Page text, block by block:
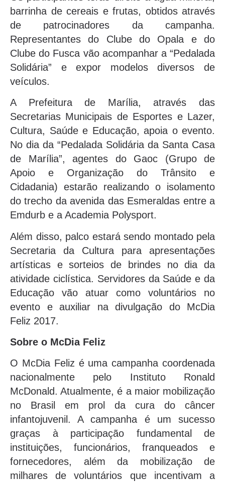
barrinha de cereais e frutas, obtidos através
de patrocinadores da campanha.
Representantes do Clube do Opala e do
Clube do Fusca vão acompanhar a “Pedalada
Solidária” e expor modelos diversos de
veículos.
A Prefeitura de Marília, através das
Secretarias Municipais de Esportes e Lazer,
Cultura, Saúde e Educação, apoia o evento.
No dia da “Pedalada Solidária da Santa Casa
de Marília”, agentes do Gaoc (Grupo de
Apoio e Organização do Trânsito e
Cidadania) estarão realizando o isolamento
do trecho da avenida das Esmeraldas entre a
Emdurb e a Academia Polysport.
Além disso, palco estará sendo montado pela
Secretaria da Cultura para apresentações
artísticas e sorteios de brindes no dia da
atividade ciclística. Servidores da Saúde e da
Educação vão atuar como voluntários no
evento e auxiliar na divulgação do McDia
Feliz 2017.
Sobre o McDia Feliz
O McDia Feliz é uma campanha coordenada
nacionalmente pelo Instituto Ronald
McDonald. Atualmente, é a maior mobilização
no Brasil em prol da cura do câncer
infantojuvenil. A campanha é um sucesso
graças à participação fundamental de
instituições, funcionários, franqueados e
fornecedores, além da mobilização de
milhares de voluntários que incentivam a